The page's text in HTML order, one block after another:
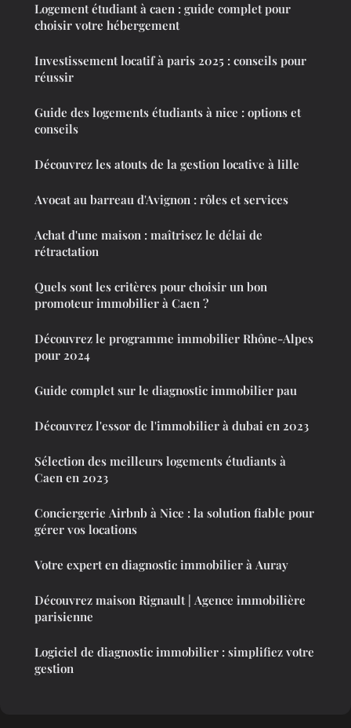
Logement étudiant à caen : guide complet pour
choisir votre hébergement
Investissement locatif à paris 2025 : conseils pour
réussir
Guide des logements étudiants à nice : options et
conseils
Découvrez les atouts de la gestion locative à lille
Avocat au barreau d'Avignon : rôles et services
Achat d'une maison : maîtrisez le délai de
rétractation
Quels sont les critères pour choisir un bon
promoteur immobilier à Caen ?
Découvrez le programme immobilier Rhône-Alpes
pour 2024
Guide complet sur le diagnostic immobilier pau
Découvrez l'essor de l'immobilier à dubai en 2023
Sélection des meilleurs logements étudiants à
Caen en 2023
Conciergerie Airbnb à Nice : la solution fiable pour
gérer vos locations
Votre expert en diagnostic immobilier à Auray
Découvrez maison Rignault | Agence immobilière
parisienne
Logiciel de diagnostic immobilier : simplifiez votre
gestion